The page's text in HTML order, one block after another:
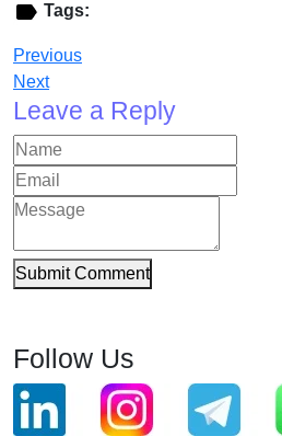
Tags:
Previous
Next
Leave a Reply
Submit Comment
Follow Us